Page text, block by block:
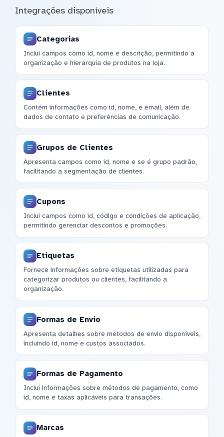
Integrações disponíveis
Categorias
Inclui campos como id, nome e descrição, permitindo a
organização e hierarquia de produtos na loja.
Clientes
Contém informações como id, nome, e email, além de
dados de contato e preferências de comunicação.
Grupos de Clientes
Apresenta campos como id, nome e se é grupo padrão,
facilitando a segmentação de clientes.
Cupons
Inclui campos como id, código e condições de aplicação,
permitindo gerenciar descontos e promoções.
Etiquetas
Fornece informações sobre etiquetas utilizadas para
categorizar produtos ou clientes, facilitando a
organização.
Formas de Envio
Apresenta detalhes sobre métodos de envio disponíveis,
incluindo id, nome e custos associados.
Formas de Pagamento
Inclui informações sobre métodos de pagamento, como
id, nome e taxas aplicáveis para transações.
Marcas